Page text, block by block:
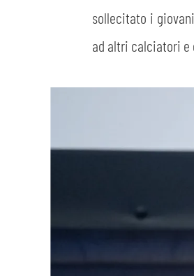
sollecitato i
ad altri calciatori e